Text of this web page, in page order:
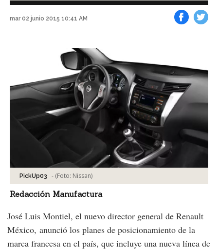
mar 02 junio 2015 10:41 AM
PickUp03 - (Foto: Nissan)
Redacción Manufactura
José Luis Montiel, el nuevo director general de Renault
México, anunció los planes de posicionamiento de la
marca francesa en el país, que incluye una nueva línea de